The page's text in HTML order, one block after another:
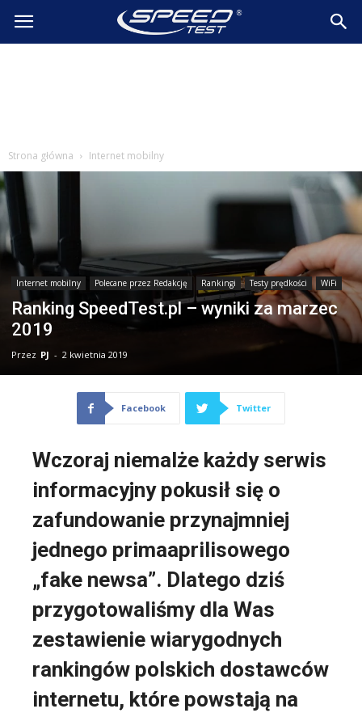
SpeedTest.pl
Strona główna Internet mobilny
Internet mobilny Polecane przez Redakcję Rankingi Testy prędkości WiFi
Ranking SpeedTest.pl – wyniki za marzec
2019
Przez PJ - 2 kwietnia 2019
Facebook Twitter
Wczoraj niemalże każdy serwis
informacyjny pokusił się o
zafundowanie przynajmniej
jednego primaaprilisowego
„fake newsa”. Dlatego dziś
przygotowaliśmy dla Was
zestawienie wiarygodnych
rankingów polskich dostawców
internetu, które powstają na